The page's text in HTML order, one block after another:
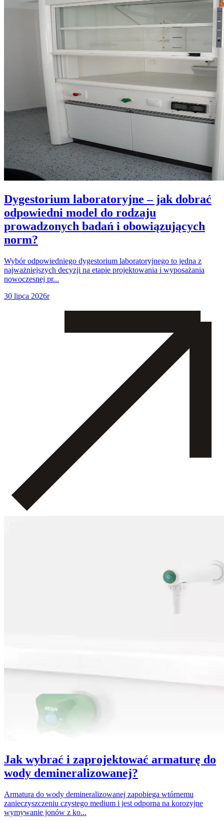
Dygestorium laboratoryjne – jak dobrać
odpowiedni model do rodzaju
prowadzonych badań i obowiązujących
norm?
Wybór odpowiedniego dygestorium laboratoryjnego to jedna z
najważniejszych decyzji na etapie projektowania i wyposażania
nowoczesnej pr...
30 lipca 2026r
Jak wybrać i zaprojektować armaturę do
wody demineralizowanej?
Armatura do wody demineralizowanej zapobiega wtórnemu
zanieczyszczeniu czystego medium i jest odporna na korozyjne
wymywanie jonów z ko...